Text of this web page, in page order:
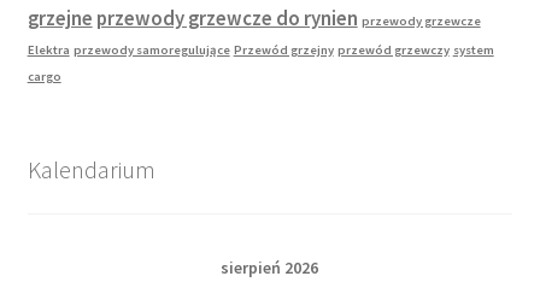
grzejne przewody grzewcze do rynien przewody grzewcze
Elektra przewody samoregulujące Przewód grzejny przewód grzewczy system
cargo
Kalendarium
sierpień 2026